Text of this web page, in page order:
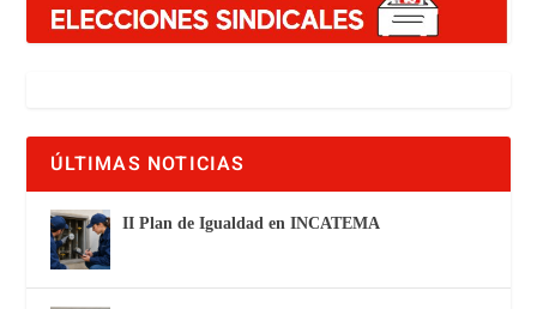
ÚLTIMAS NOTICIAS
II Plan de Igualdad en INCATEMA